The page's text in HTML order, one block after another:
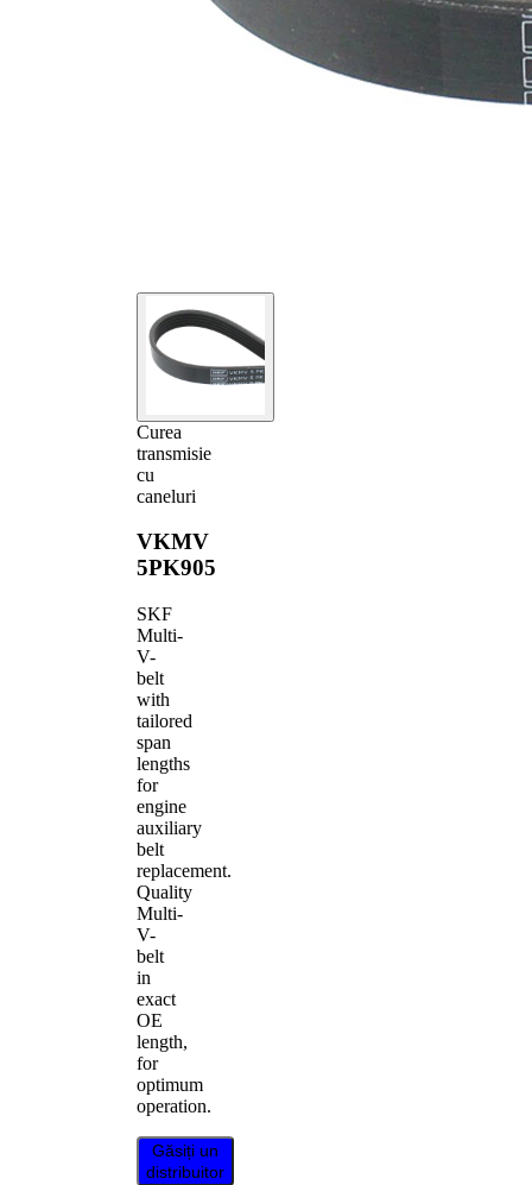
Curea
transmisie
cu
caneluri
VKMV
5PK905
SKF
Multi-
V-
belt
with
tailored
span
lengths
for
engine
auxiliary
belt
replacement.
Quality
Multi-
V-
belt
in
exact
OE
length,
for
optimum
operation.
Găsiți un
distribuitor